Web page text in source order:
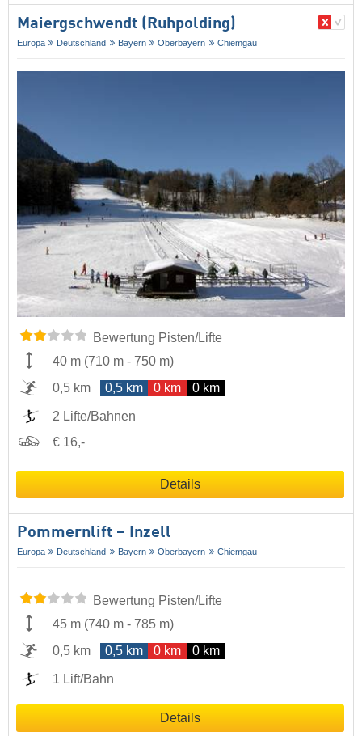
Maiergschwendt (Ruhpolding)
Europa Deutschland Bayern Oberbayern Chiemgau
Bewertung Pisten/Lifte
40 m (710 m - 750 m)
0,5 km
0,5 km 0 km 0 km
2 Lifte/Bahnen
€ 16,-
Details
Pommernlift – Inzell
Europa Deutschland Bayern Oberbayern Chiemgau
Bewertung Pisten/Lifte
45 m (740 m - 785 m)
0,5 km
0,5 km 0 km 0 km
1 Lift/Bahn
Details